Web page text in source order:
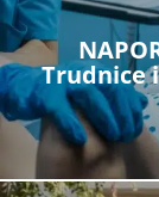
Trudnice